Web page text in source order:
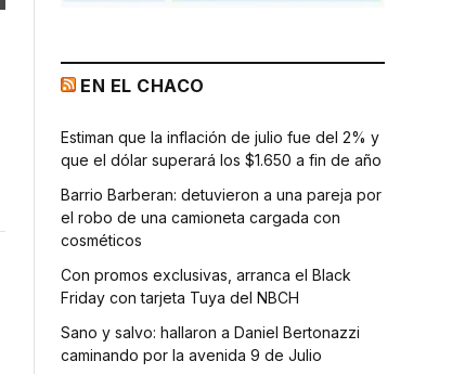
EN EL CHACO
Estiman que la inflación de julio fue del 2% y
que el dólar superará los $1.650 a fin de año
Barrio Barberan: detuvieron a una pareja por
el robo de una camioneta cargada con
cosméticos
Con promos exclusivas, arranca el Black
Friday con tarjeta Tuya del NBCH
Sano y salvo: hallaron a Daniel Bertonazzi
caminando por la avenida 9 de Julio